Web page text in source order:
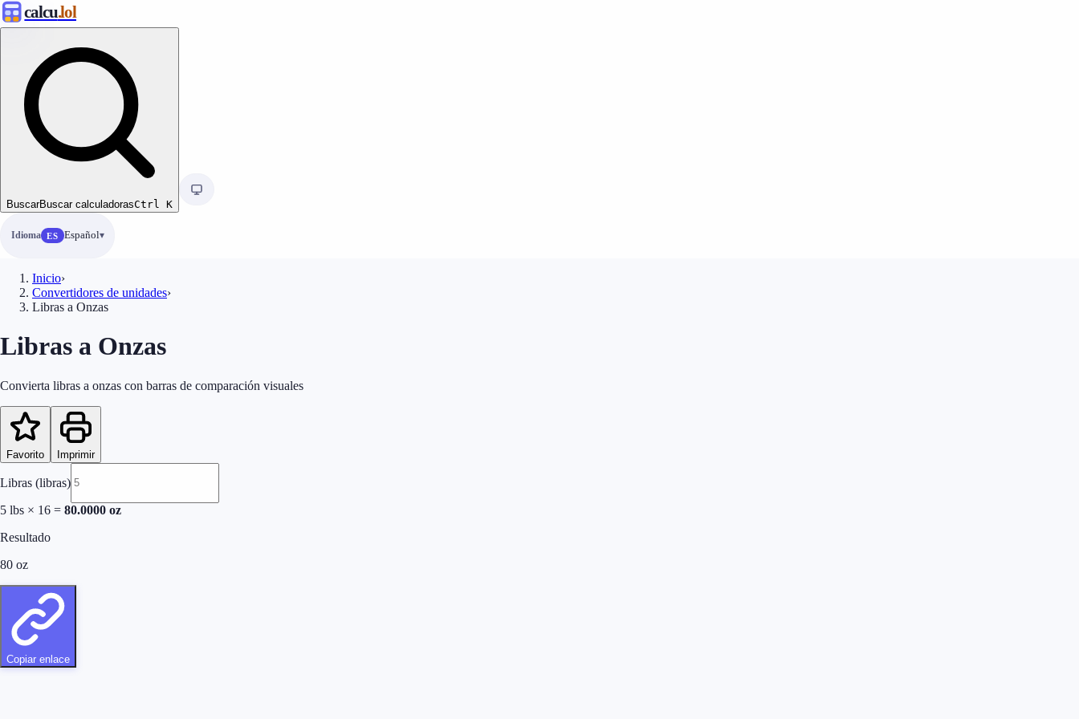
calcu.lol
BuscarBuscar calculadorasCtrl K
Idioma ES Español
Inicio›
Convertidores de unidades›
Libras a Onzas
Libras a Onzas
Convierta libras a onzas con barras de comparación visuales
Favorito Imprimir
Libras (libras)
5 lbs × 16 = 80.0000 oz
Resultado
80 oz
Copiar enlace